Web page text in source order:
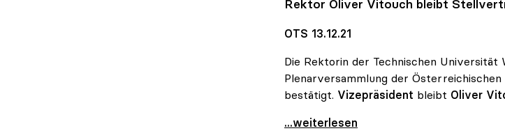
Rektor Oliver Vitouch bleibt
OTS 13.12.21
Die Rektorin der Technischen Universität
Plenarversammlung der
bestätigt. Vizepräsident bleibt Oliver
Sabine Seidler als uniko-Präsidentin
...weiterlesen